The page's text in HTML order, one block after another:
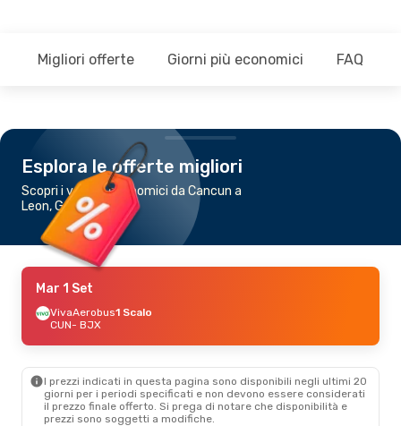
Migliori offerte Giorni più economici FAQ
Esplora le offerte migliori
Scopri i voli più economici da Cancun a
Leon, Guanajuato
Mar 1 Set
VivaAerobus1 Scalo
CUN- BJX
I prezzi indicati in questa pagina sono disponibili negli ultimi 20
giorni per i periodi specificati e non devono essere considerati
il ​​prezzo finale offerto. Si prega di notare che disponibilità e
prezzi sono soggetti a modifiche.